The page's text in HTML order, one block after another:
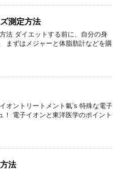
測定方法
法 ダイエットする前に、自分の身
まずはメジャーと体脂肪計などを購
オントリートメント氣’s 特殊な電子
電子イオンと東洋医学のポイント
法